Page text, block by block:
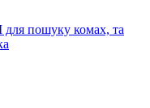
для пошуку комах, та